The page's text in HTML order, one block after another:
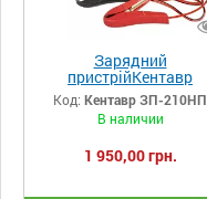
Зарядний
пристрійКентавр
ЗП-210НП
Код: Кентавр ЗП-210НП
В наличии
1 950,00 грн.